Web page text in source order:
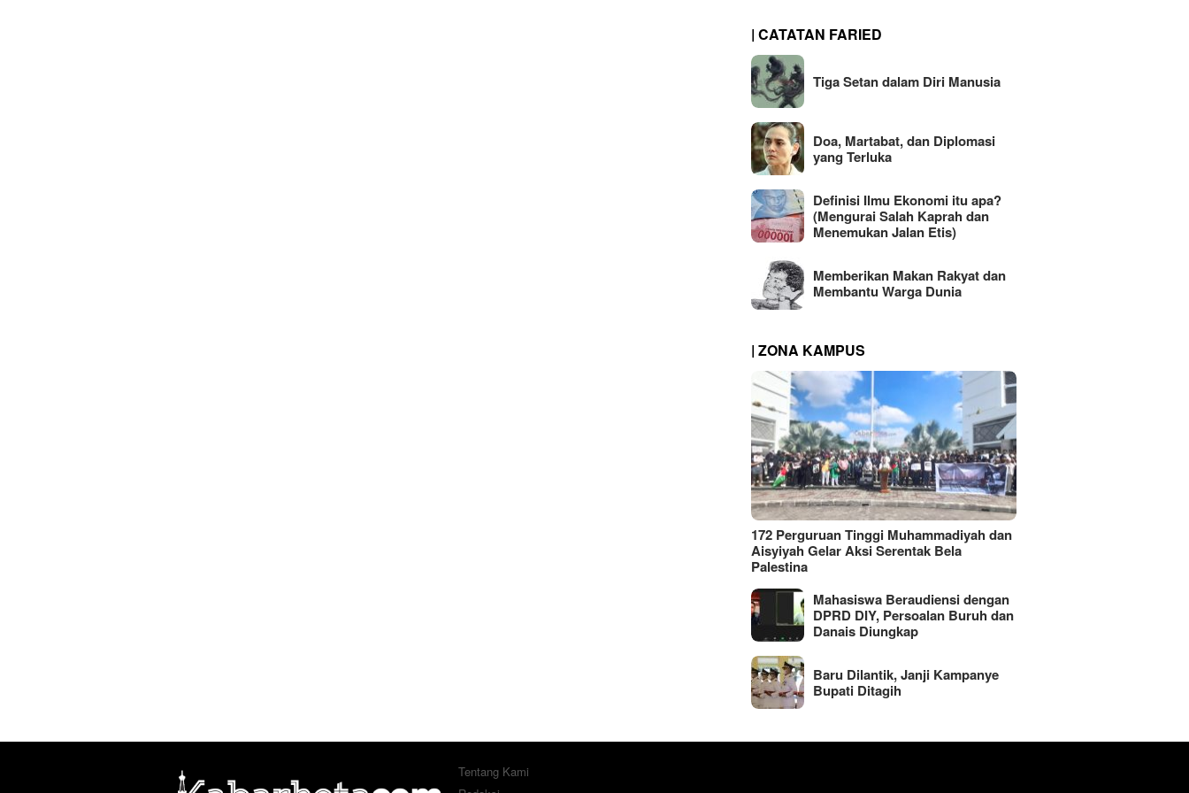
| CATATAN FARIED
Tiga Setan dalam Diri Manusia
Doa, Martabat, dan Diplomasi
yang Terluka
Definisi Ilmu Ekonomi itu apa?
(Mengurai Salah Kaprah dan
Menemukan Jalan Etis)
Memberikan Makan Rakyat dan
Membantu Warga Dunia
| ZONA KAMPUS
172 Perguruan Tinggi Muhammadiyah dan
Aisyiyah Gelar Aksi Serentak Bela
Palestina
Mahasiswa Beraudiensi dengan
DPRD DIY, Persoalan Buruh dan
Danais Diungkap
Baru Dilantik, Janji Kampanye
Bupati Ditagih
Tentang Kami